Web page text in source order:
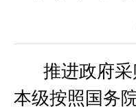
推进政府
本级按照国务